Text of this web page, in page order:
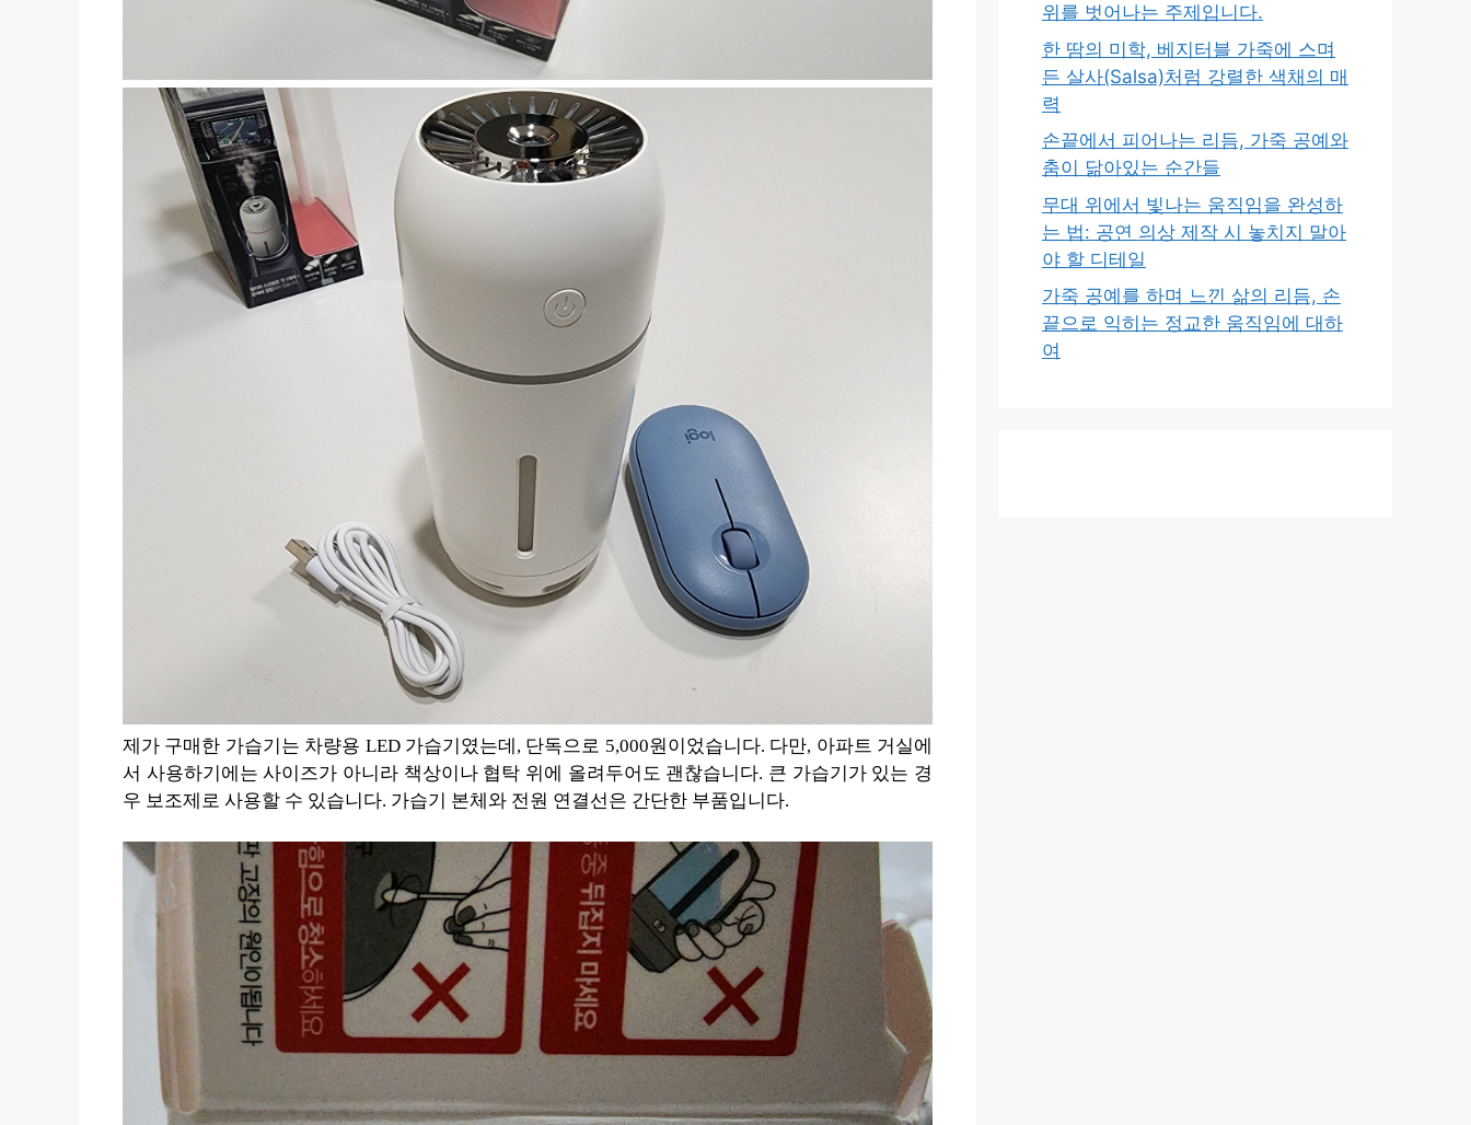
제가 구매한 가습기는 차량용 LED 가습기였는데, 단독으로 5,000원이었습니다. 다만, 아파트 거실에
서 사용하기에는 사이즈가 아니라 책상이나 협탁 위에 올려두어도 괜찮습니다. 큰 가습기가 있는 경
우 보조제로 사용할 수 있습니다. 가습기 본체와 전원 연결선은 간단한 부품입니다.
위를 벗어나는 주제입니다.
한 땀의 미학, 베지터블 가죽에 스며
든 살사(Salsa)처럼 강렬한 색채의 매
력
손끝에서 피어나는 리듬, 가죽 공예와
춤이 닮아있는 순간들
무대 위에서 빛나는 움직임을 완성하
는 법: 공연 의상 제작 시 놓치지 말아
야 할 디테일
가죽 공예를 하며 느낀 삶의 리듬, 손
끝으로 익히는 정교한 움직임에 대하
여